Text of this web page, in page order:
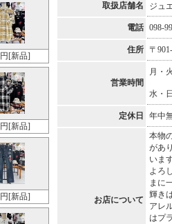
円[新品]
円[新品]
[新品]
取扱店舗名 ジュ
電話 098-
住所 〒
営業時間
月・
水・
定休日 年中
お店について
本物
があ
いま
よろ
まに
輝き
アレ
はプ